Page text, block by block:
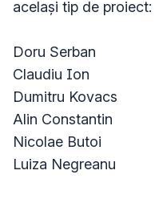
același tip de proiect:
Doru Serban
Claudiu Ion
Dumitru Kovacs
Alin Constantin
Nicolae Butoi
Luiza Negreanu